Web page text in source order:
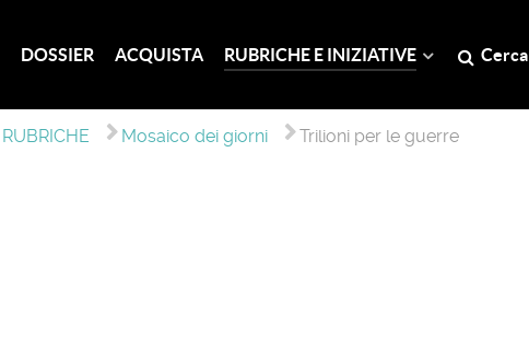
DOSSIER ACQUISTA RUBRICHE E INIZIATIVE Cerca
RUBRICHE Mosaico dei giorni Trilioni per le guerre